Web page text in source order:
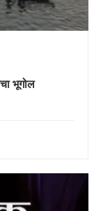
भूगोल